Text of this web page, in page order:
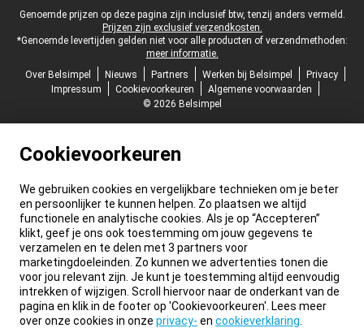
Juridische voettekst
Genoemde prijzen op deze pagina zijn inclusief btw, tenzij anders vermeld.
Prijzen zijn exclusief verzendkosten.
*Genoemde levertijden gelden niet voor alle producten of verzendmethoden:
meer informatie.
Over Belsimpel
Nieuws Partners Werken bij Belsimpel
Privacy
Impressum
Cookievoorkeuren
Algemene voorwaarden
© 2026 Belsimpel
Cookievoorkeuren
We gebruiken cookies en vergelijkbare technieken om je beter
en persoonlijker te kunnen helpen. Zo plaatsen we altijd
functionele en analytische cookies. Als je op “Accepteren”
klikt, geef je ons ook toestemming om jouw gegevens te
verzamelen en te delen met 3 partners voor
marketingdoeleinden. Zo kunnen we advertenties tonen die
voor jou relevant zijn. Je kunt je toestemming altijd eenvoudig
intrekken of wijzigen. Scroll hiervoor naar de onderkant van de
pagina en klik in de footer op 'Cookievoorkeuren'. Lees meer
over onze cookies in onze privacy- en cookieverklaring